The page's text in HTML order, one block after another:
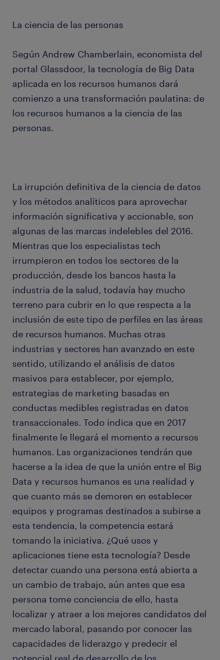
La ciencia de las personas
Según Andrew Chamberlain, economista del
portal Glassdoor, la tecnología de Big Data
aplicada en los recursos humanos dará
comienzo a una transformación paulatina: de
los recursos humanos a la ciencia de las
personas.
La irrupción definitiva de la ciencia de datos
y los métodos analíticos para aprovechar
información significativa y accionable, son
algunas de las marcas indelebles del 2016.
Mientras que los especialistas tech
irrumpieron en todos los sectores de la
producción, desde los bancos hasta la
industria de la salud, todavía hay mucho
terreno para cubrir en lo que respecta a la
inclusión de este tipo de perfiles en las áreas
de recursos humanos. Muchas otras
industrias y sectores han avanzado en este
sentido, utilizando el análisis de datos
masivos para establecer, por ejemplo,
estrategias de marketing basadas en
conductas medibles registradas en datos
transaccionales. Todo indica que en 2017
finalmente le llegará el momento a recursos
humanos. Las organizaciones tendrán que
hacerse a la idea de que la unión entre el Big
Data y recursos humanos es una realidad y
que cuanto más se demoren en establecer
equipos y programas destinados a subirse a
esta tendencia, la competencia estará
tomando la iniciativa. ¿Qué usos y
aplicaciones tiene esta tecnología? Desde
detectar cuando una persona está abierta a
un cambio de trabajo, aún antes que esa
persona tome conciencia de ello, hasta
localizar y atraer a los mejores candidatos del
mercado laboral, pasando por conocer las
capacidades de liderazgo y predecir el